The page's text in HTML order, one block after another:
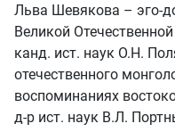
Льва Шевякова – эго-
Великой
канд. ист. наук О.Н.
отечественного
воспоминаниях
д-р ист. наук В.Л.